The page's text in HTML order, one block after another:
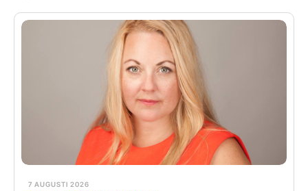
7 AUGUSTI 2026